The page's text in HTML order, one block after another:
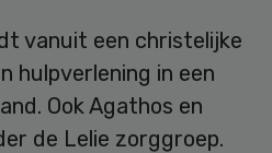
vanuit een christelijke
hulpverlening in een
Ook Agathos en
de Lelie zorggroep.